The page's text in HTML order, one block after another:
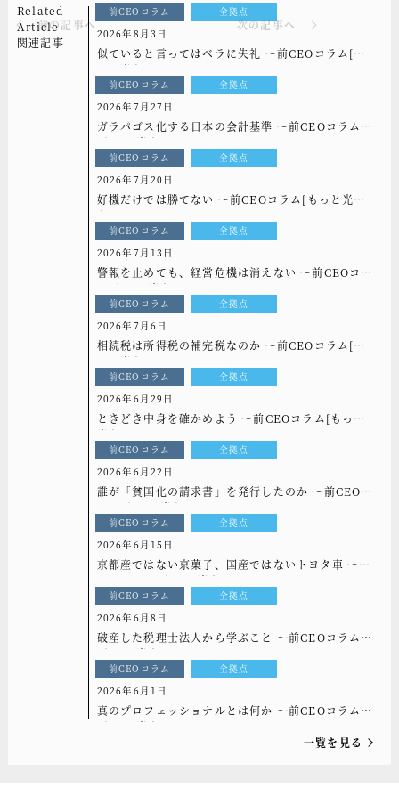
前の記事へ 次の記事へ
Related
Article
関連記事
前CEOコラム 全拠点
2026年8月3日
似ていると言ってはベラに失礼 ～前CEOコラム[も
っと光を]vol.339
前CEOコラム 全拠点
2026年7月27日
ガラパゴス化する日本の会計基準 ～前CEOコラム
[もっと光を]vol.338
前CEOコラム 全拠点
2026年7月20日
好機だけでは勝てない ～前CEOコラム[もっと光
を]vol.337
前CEOコラム 全拠点
2026年7月13日
警報を止めても、経営危機は消えない ～前CEOコラ
ム[もっと光を]vol.336
前CEOコラム 全拠点
2026年7月6日
相続税は所得税の補完税なのか ～前CEOコラム[も
っと光を]vol.335
前CEOコラム 全拠点
2026年6月29日
ときどき中身を確かめよう ～前CEOコラム[もっと
光を]vol.334
前CEOコラム 全拠点
2026年6月22日
誰が「貧国化の請求書」を発行したのか ～前CEOコ
ラム[もっと光を]vol.333
前CEOコラム 全拠点
2026年6月15日
京都産ではない京菓子、国産ではないトヨタ車 ～前
CEOコラム[もっと光を]vol.332
前CEOコラム 全拠点
2026年6月8日
破産した税理士法人から学ぶこと ～前CEOコラム
[もっと光を]vol.331
前CEOコラム 全拠点
2026年6月1日
真のプロフェッショナルとは何か ～前CEOコラム
[もっと光を]vol.330
一覧を見る